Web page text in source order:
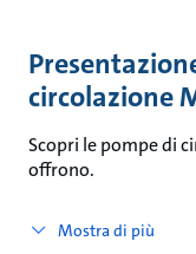
circolazione
Scopri le pompe di
offrono.
Mostra di più